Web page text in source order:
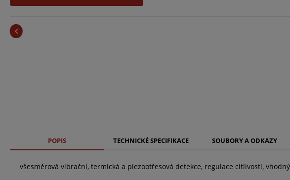
POPIS TECHNICKÉ SPECIFIKACE SOUBORY A ODKAZY
všesměrová vibrační, termická a piezootřesová detekce, regulace citlivosti,